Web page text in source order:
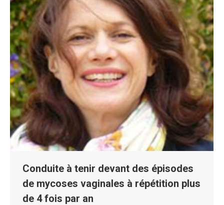
Conduite à tenir devant des épisodes
de mycoses vaginales à répétition plus
de 4 fois par an